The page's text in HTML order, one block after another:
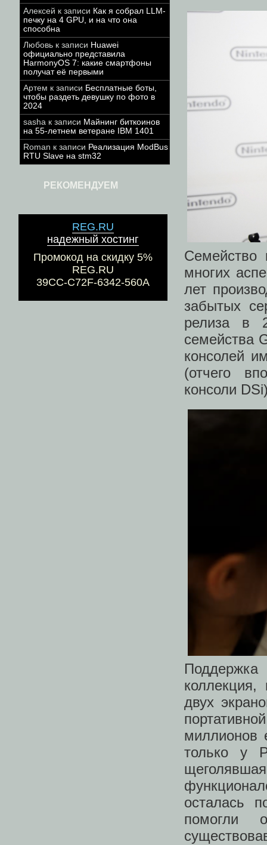
Алексей к записи Как я собрал LLM-
печку на 4 GPU, и на что она
способна
Любовь к записи Huawei
официально представила
HarmonyOS 7: какие смартфоны
получат её первыми
Артем к записи Бесплатные боты,
чтобы раздеть девушку по фото в
2024
sasha к записи Майнинг биткоинов
на 55-летнем ветеране IBM 1401
Roman к записи Реализация ModBus
RTU Slave на stm32
РЕКОМЕНДУЕМ
REG.RU
надежный хостинг
Промокод на скидку 5%
REG.RU
39CC-C72F-6342-560A
Семейство
многих
лет
забытых
релиза в
семейства
консолей
(отчего
консоли
Поддержка
двух
миллионов
только у
осталась
помогли